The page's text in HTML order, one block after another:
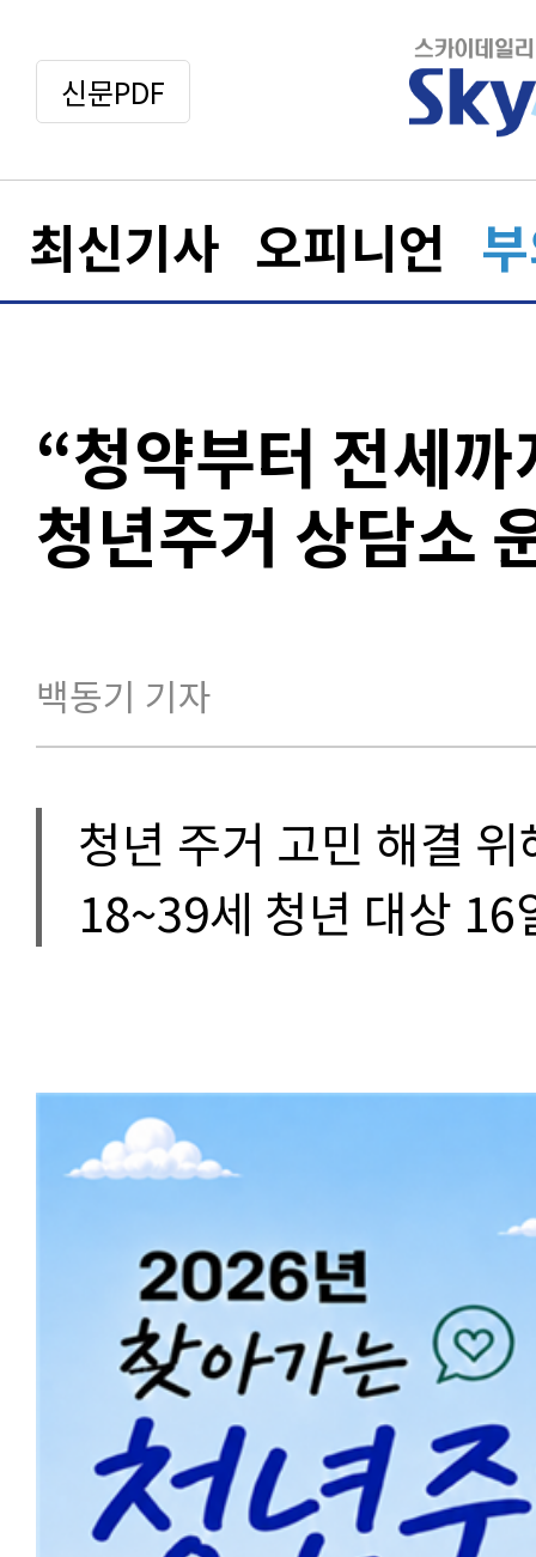
신문PDF
최신기사 오피니언
“청약부터 전세
청년주거 상담소
백동기 기자
청년 주거 고민 해결 위
18~39세 청년 대상 16